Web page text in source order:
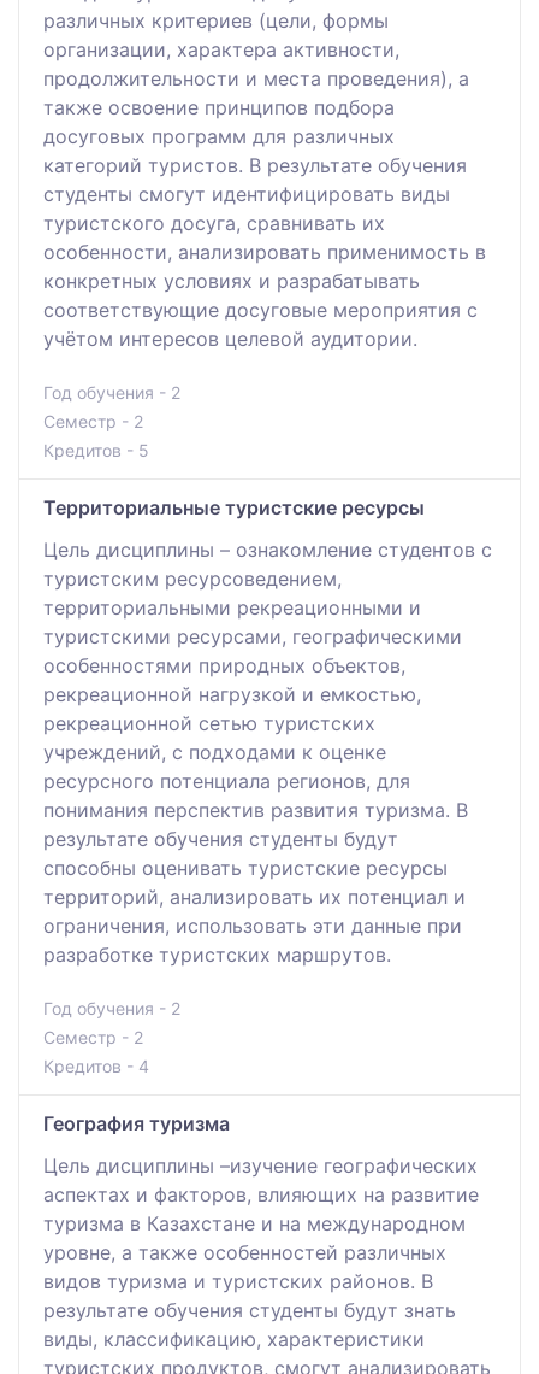
различных критериев (цели, формы
организации, характера активности,
продолжительности и места проведения), а
также освоение принципов подбора
досуговых программ для различных
категорий туристов. В результате обучения
студенты смогут идентифицировать виды
туристского досуга, сравнивать их
особенности, анализировать применимость в
конкретных условиях и разрабатывать
соответствующие досуговые мероприятия с
учётом интересов целевой аудитории.
Год обучения - 2
Семестр - 2
Кредитов - 5
Территориальные туристские ресурсы
Цель дисциплины – ознакомление студентов с
туристским ресурсоведением,
территориальными рекреационными и
туристскими ресурсами, географическими
особенностями природных объектов,
рекреационной нагрузкой и емкостью,
рекреационной сетью туристских
учреждений, с подходами к оценке
ресурсного потенциала регионов, для
понимания перспектив развития туризма. В
результате обучения студенты будут
способны оценивать туристские ресурсы
территорий, анализировать их потенциал и
ограничения, использовать эти данные при
разработке туристских маршрутов.
Год обучения - 2
Семестр - 2
Кредитов - 4
География туризма
Цель дисциплины –изучение географических
аспектах и факторов, влияющих на развитие
туризма в Казахстане и на международном
уровне, а также особенностей различных
видов туризма и туристских районов. В
результате обучения студенты будут знать
виды, классификацию, характеристики
туристских продуктов, смогут анализировать